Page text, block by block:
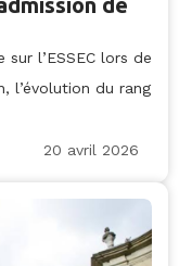
de
l’ESSEC lors de
l’évolution du rang
20 avril 2026